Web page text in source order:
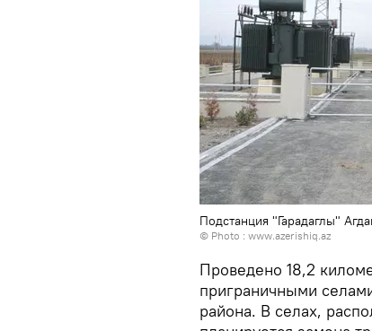
Подстанция "Гарадаглы"
© Photo : www.azerishiq.az
Проведено 18,2
приграничными
района. В селах,